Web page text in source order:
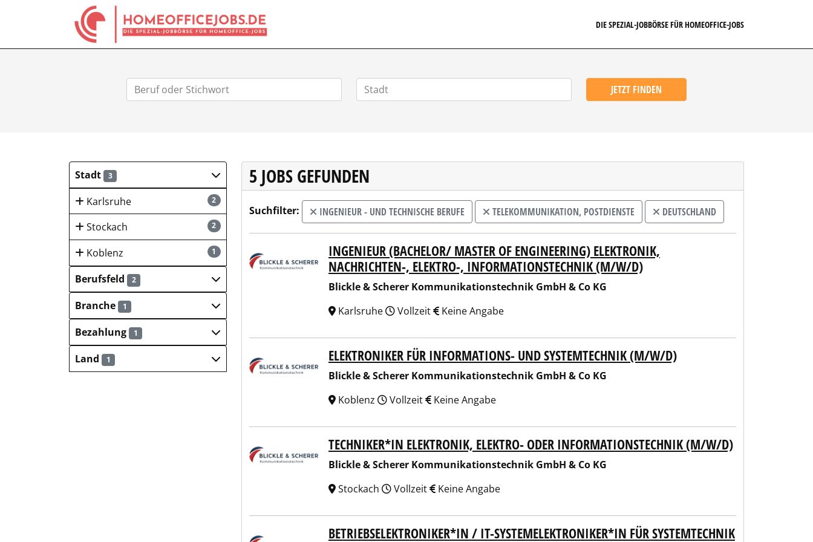
DIE SPEZIAL-JOBBÖRSE FÜR HOMEOFFICE-JOBS
JETZT FINDEN
Stadt 3
2
Karlsruhe
2
Stockach
1
Koblenz
Berufsfeld
2
Branche 1
Bezahlung 1
Land 1
5 JOBS GEFUNDEN
Suchfilter: INGENIEUR - UND TECHNISCHE BERUFE TELEKOMMUNIKATION, POSTDIENSTE DEUTSCHLAND
Blickle & Scherer Kommunikationstechnik GmbH & Co KG
INGENIEUR (BACHELOR/ MASTER OF ENGINEERING) ELEKTRONIK,
NACHRICHTEN-, ELEKTRO-, INFORMATIONSTECHNIK (M/W/D)
Blickle & Scherer Kommunikationstechnik GmbH & Co KG
Karlsruhe
Vollzeit Keine Angabe
Blickle & Scherer Kommunikationstechnik GmbH & Co KG
ELEKTRONIKER FÜR INFORMATIONS- UND SYSTEMTECHNIK (M/W/D)
Blickle & Scherer Kommunikationstechnik GmbH & Co KG
Koblenz
Vollzeit Keine Angabe
Blickle & Scherer Kommunikationstechnik GmbH & Co KG
TECHNIKER*IN ELEKTRONIK, ELEKTRO- ODER INFORMATIONSTECHNIK (M/W/D)
Blickle & Scherer Kommunikationstechnik GmbH & Co KG
Stockach
Vollzeit Keine Angabe
Blickle & Scherer Kommunikationstechnik GmbH & Co KG
BETRIEBSELEKTRONIKER*IN / IT-SYSTEMELEKTRONIKER*IN FÜR SYSTEMTECHNIK